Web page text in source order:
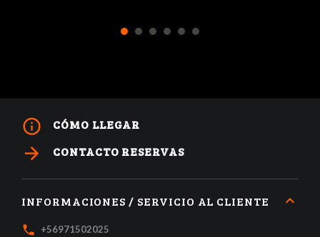
1 2 3 4 5 6
info_outline CÓMO LLEGAR
arrow_forward CONTACTO RESERVAS
INFORMACIONES / SERVICIO AL CLIENTE
local_phone +56971502025